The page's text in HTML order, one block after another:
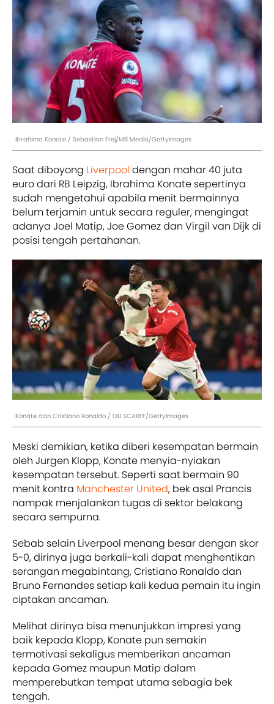
Ibrahima Konate / Sebastian Frej/MB Media/GettyImages
Saat diboyong Liverpool dengan mahar 40 juta
euro dari RB Leipzig, Ibrahima Konate sepertinya
sudah mengetahui apabila menit bermainnya
belum terjamin untuk secara reguler, mengingat
adanya Joel Matip, Joe Gomez dan Virgil van Dijk di
posisi tengah pertahanan.
Konate dan Cristiano Ronaldo / OLI SCARFF/GettyImages
Meski demikian, ketika diberi kesempatan bermain
oleh Jurgen Klopp, Konate menyia-nyiakan
kesempatan tersebut. Seperti saat bermain 90
menit kontra Manchester United, bek asal Prancis
nampak menjalankan tugas di sektor belakang
secara sempurna.
Sebab selain Liverpool menang besar dengan skor
5-0, dirinya juga berkali-kali dapat menghentikan
serangan megabintang, Cristiano Ronaldo dan
Bruno Fernandes setiap kali kedua pemain itu ingin
ciptakan ancaman.
Melihat dirinya bisa menunjukkan impresi yang
baik kepada Klopp, Konate pun semakin
termotivasi sekaligus memberikan ancaman
kepada Gomez maupun Matip dalam
memperebutkan tempat utama sebagia bek
tengah.